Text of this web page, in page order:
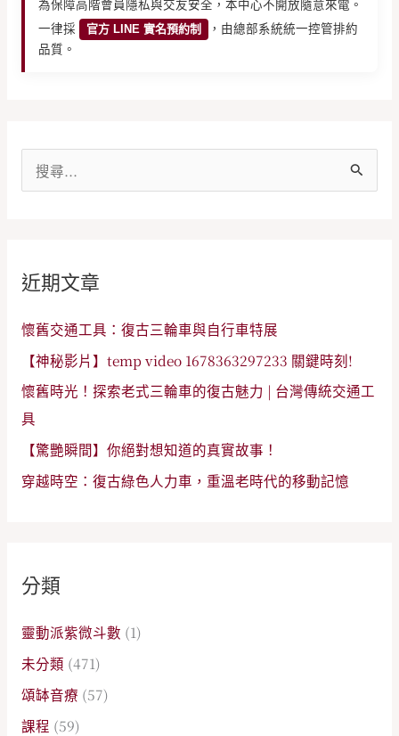
為保障高階會員隱私與交友安全，本中心不開放隨意來電。
一律採
官方 LINE 實名預約制
，由總部系統統一控管排約
品質。
字
近期文章
懷舊交通工具：復古三輪車與自行車特展
【神秘影片】temp video 1678363297233 關鍵時刻!
懷舊時光！探索老式三輪車的復古魅力 | 台灣傳統交通工
具
【驚艷瞬間】你絕對想知道的真實故事！
穿越時空：復古綠色人力車，重溫老時代的移動記憶
分類
靈動派紫微斗數 (1)
未分類 (471)
頌缽音療 (57)
課程 (59)